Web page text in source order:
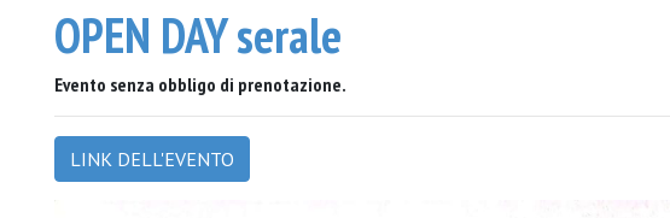
OPEN DAY serale
Evento senza obbligo di prenotazione.
LINK DELL'EVENTO